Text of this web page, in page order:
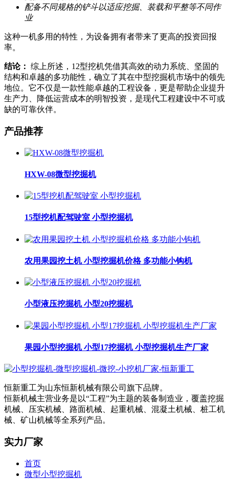
配备不同规格的铲斗以适应挖掘、装载和平整等不同作
业
这种一机多用的特性，为设备拥有者带来了更高的投资回报
率。
结论： 综上所述，12型挖机凭借其高效的动力系统、坚固的
结构和卓越的多功能性，确立了其在中型挖掘机市场中的领先
地位。它不仅是一款性能卓越的工程设备，更是帮助企业提升
生产力、降低运营成本的明智投资，是现代工程建设中不可或
缺的可靠伙伴。
产品推荐
HXW-08微型挖掘机
15型挖机配驾驶室 小型挖掘机
农用果园挖土机 小型挖掘机价格 多功能小钩机
小型液压挖掘机 小型20挖掘机
果园小型挖掘机 小型17挖掘机 小型挖掘机生产厂家
恒新重工为山东恒新机械有限公司旗下品牌。
恒新机械主营业务是以“工程”为主题的装备制造业，覆盖挖掘
机械、压实机械、路面机械、起重机械、混凝土机械、桩工机
械、矿山机械等全系列产品。
实力厂家
首页
微型小型挖掘机